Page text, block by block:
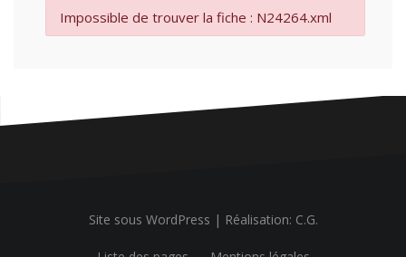
Impossible de trouver la fiche : N24264.xml
Site sous WordPress | Réalisation: C.G.